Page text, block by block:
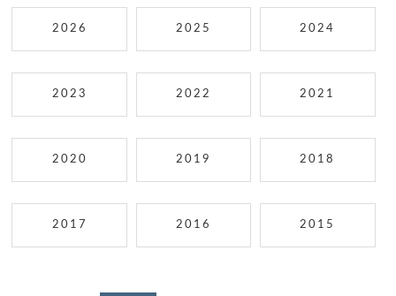
2026 2025 2024
2023 2022 2021
2020 2019 2018
2017 2016 2015